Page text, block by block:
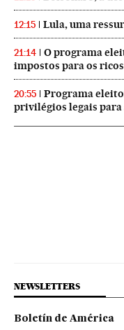
12:15 Lula, uma
21:14
O programa
impostos para os
20:55
Programa
privilégios legais para
NEWSLETTERS
Boletín de América